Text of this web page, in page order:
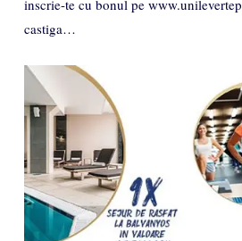
inscrie-te cu bonul pe
castiga…